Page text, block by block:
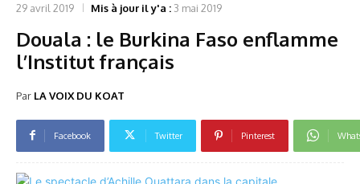
29 avril 2019 Mis à jour il y'a : 3 mai 2019
Douala : le Burkina Faso enflamme
l’Institut français
Par LA VOIX DU KOAT
Facebook Twitter Pinterest